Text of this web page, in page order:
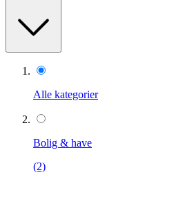
Alle kategorier
Bolig & have
(2)